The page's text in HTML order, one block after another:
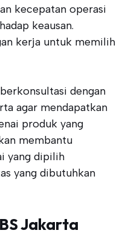
kecepatan operasi
keausan.
kerja untuk memilih
dengan
agar mendapatkan
produk yang
membantu
yang dipilih
yang dibutuhkan
Jakarta